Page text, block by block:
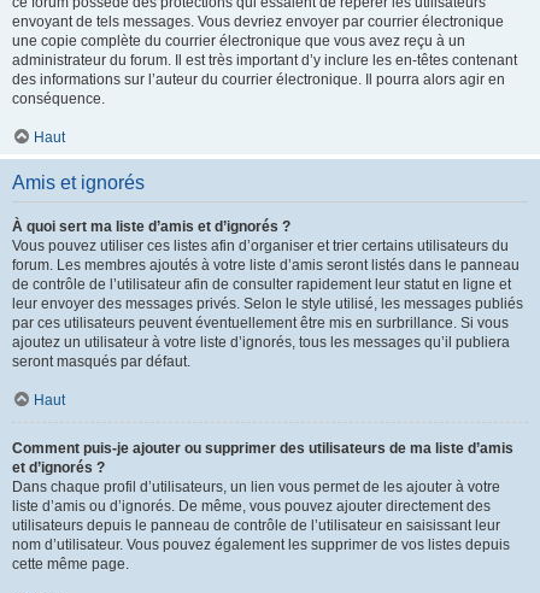
envoyant de tels messages. Vous devriez envoyer par courrier électronique
une copie complète du courrier électronique que vous avez reçu à un
administrateur du forum. Il est très important d’y inclure les en-têtes contenant
des informations sur l’auteur du courrier électronique. Il pourra alors agir en
conséquence.
Haut
Amis et ignorés
À quoi sert ma liste d’amis et d’ignorés ?
Vous pouvez utiliser ces listes afin d’organiser et trier certains utilisateurs du
forum. Les membres ajoutés à votre liste d’amis seront listés dans le panneau
de contrôle de l’utilisateur afin de consulter rapidement leur statut en ligne et
leur envoyer des messages privés. Selon le style utilisé, les messages publiés
par ces utilisateurs peuvent éventuellement être mis en surbrillance. Si vous
ajoutez un utilisateur à votre liste d’ignorés, tous les messages qu’il publiera
seront masqués par défaut.
Haut
Comment puis-je ajouter ou supprimer des utilisateurs de ma liste d’amis
et d’ignorés ?
Dans chaque profil d’utilisateurs, un lien vous permet de les ajouter à votre
liste d’amis ou d’ignorés. De même, vous pouvez ajouter directement des
utilisateurs depuis le panneau de contrôle de l’utilisateur en saisissant leur
nom d’utilisateur. Vous pouvez également les supprimer de vos listes depuis
cette même page.